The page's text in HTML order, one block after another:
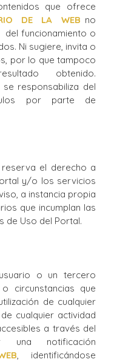
que ofrece
DE LA WEB no
funcionamiento o
Ni sugiere, invita o
por lo que tampoco
obtenido.
se responsabiliza del
por parte de
el derecho a
y/o los servicios
a instancia propia
que incumplan las
de Uso del Portal.
o un tercero
circunstancias que
de cualquier
cualquier actividad
a través del
notificación
, identificándose